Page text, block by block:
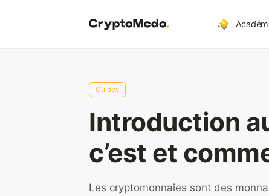
Guides
Introduction
c’est et
Les cryptomonnaies sont des